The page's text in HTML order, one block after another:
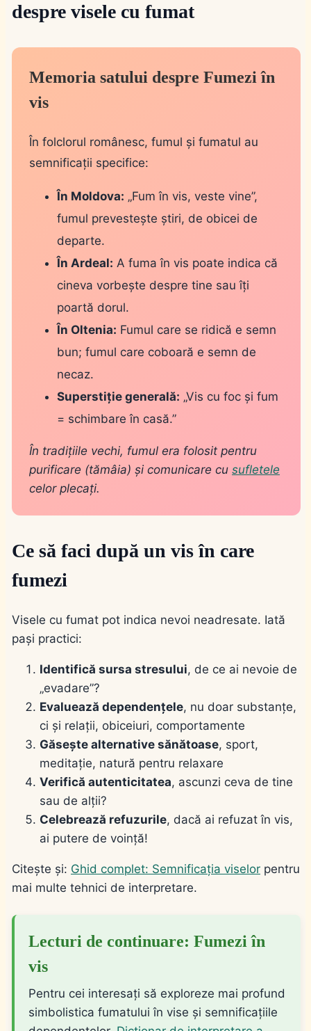
despre visele cu fumat
Memoria satului despre Fumezi în
vis
În folclorul românesc, fumul și fumatul au
semnificații specifice:
În Moldova: „Fum în vis, veste vine”,
fumul prevestește știri, de obicei de
departe.
În Ardeal: A fuma în vis poate indica că
cineva vorbește despre tine sau îți
poartă dorul.
În Oltenia: Fumul care se ridică e semn
bun; fumul care coboară e semn de
necaz.
Superstiție generală: „Vis cu foc și fum
= schimbare în casă.”
În tradițiile vechi, fumul era folosit pentru
purificare (tămâia) și comunicare cu sufletele
celor plecați.
Ce să faci după un vis în care
fumezi
Visele cu fumat pot indica nevoi neadresate. Iată
pași practici:
Identifică sursa stresului, de ce ai nevoie de
„evadare”?
Evaluează dependențele, nu doar substanțe,
ci și relații, obiceiuri, comportamente
Găsește alternative sănătoase, sport,
meditație, natură pentru relaxare
Verifică autenticitatea, ascunzi ceva de tine
sau de alții?
Celebrează refuzurile, dacă ai refuzat în vis,
ai putere de voință!
Citește și: Ghid complet: Semnificația viselor pentru
mai multe tehnici de interpretare.
Lecturi de continuare: Fumezi în
vis
Pentru cei interesați să exploreze mai profund
simbolistica fumatului în vise și semnificațiile